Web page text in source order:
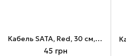
Кабель SATA, Red, 30 см, Cablexpert, угловой разъем, с защелками (CC-SATAM-DATA90-0.3M)
45 грн